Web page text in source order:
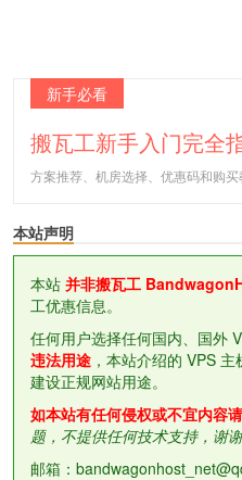
新手必看
搬瓦工新手入门完全
方案推荐、机房选择、优惠码和购买
本站声明
本站 并非搬瓦工
工优惠信息。
任何用户选择任何国内、国外
违法用途 ，本站介绍的 VPS
建设正规网站用途。
如本站有任何侵权或不宜内容
题，不提供任何技术支持，谢谢
邮箱：